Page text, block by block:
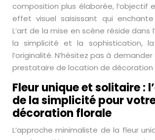
composition plus élaborée, l’objectif
effet visuel saisissant qui enchante
L’art de la mise en scène réside dans
la simplicité et la sophistication,
l’originalité. N’hésitez pas à
prestataire de location de décoration
Fleur unique et solitaire :
de la simplicité pour
décoration florale
L’approche minimaliste de la fleur